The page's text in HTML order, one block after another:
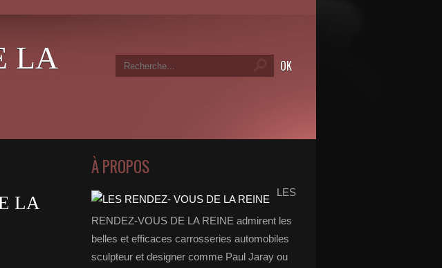
LA
LA
À PROPOS
LES
RENDEZ-VOUS DE LA REINE admirent les
belles et efficaces carrosseries automobiles
sculpteur et designer comme Paul Jaray ou